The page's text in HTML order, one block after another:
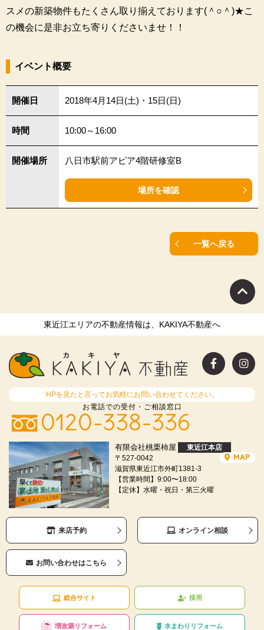
スメの新築物件もたくさん取り揃えております(＾○＾)★こ
の機会に是非お立ち寄りくださいませ！！
イベント概要
開催日 2018年4月14日(土)・15日(日)
時間 10:00～16:00
開催場所 八日市駅前アピア4階研修室B
場所を確認
一覧へ戻る
東近江エリアの不動産情報は、KAKIYA不動産へ
HPを見たと言ってお気軽にお問い合わせてください。
お電話での受付・ご相談窓口
0120-338-336
有限会社桃栗柿屋
東近江本店
〒527-0042
滋賀県東近江市外町1381-3
【営業時間】9:00〜18:00
【定休】水曜・祝日・第三火曜
MAP
来店予約 オンライン相談
お問い合わせはこちら
総合サイト 採用
増改築リフォーム 水まわりリフォーム